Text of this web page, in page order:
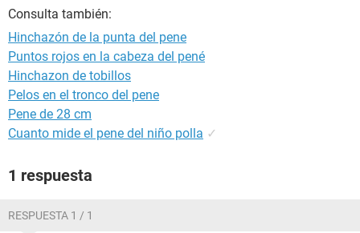
GLOSARIO
Consulta también:
Hinchazón de la punta del pene
Puntos rojos en la cabeza del pené
Hinchazon de tobillos
Pelos en el tronco del pene
Pene de 28 cm
Cuanto mide el pene del niño polla ✓
1 respuesta
RESPUESTA 1 / 1